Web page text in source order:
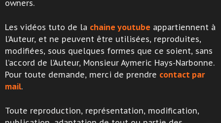
owners.
Les vidéos tuto de la chaine youtube appartiennent à
l’Auteur, et ne peuvent être utilisées, reproduites,
modifiées, sous quelques formes que ce soient, sans
l’accord de l’Auteur, Monsieur Aymeric Hays-Narbonne.
Pour toute demande, merci de prendre contact par
mail.
Toute reproduction, représentation, modification,